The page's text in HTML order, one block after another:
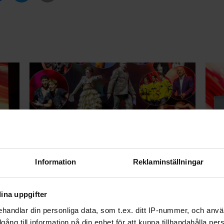
Information Reklaminställningar
uppgifter
din personliga data, som t.ex. ditt IP-nummer, och
till information på din enhet för att kunna tillhandahålla
ikväll